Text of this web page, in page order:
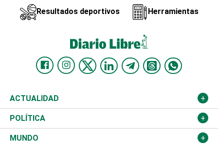
Resultados deportivos Herramientas
ACTUALIDAD
Nacional
Ciudad
POLÍTICA
Partidos
MUNDO